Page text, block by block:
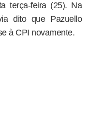
terça-feira (25). Na
dito que Pazuello
à CPI novamente.